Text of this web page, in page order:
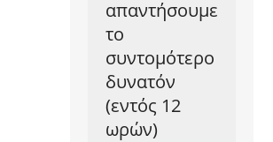
απαντήσουμε
το
συντομότερο
δυνατόν
(εντός 12
ωρών)